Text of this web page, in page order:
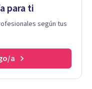
para ti
según tus
a